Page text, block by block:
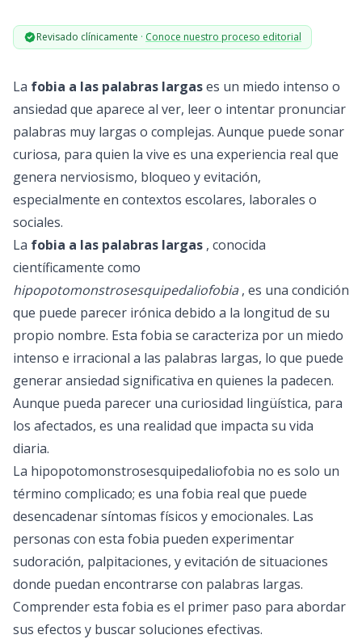
Revisado clínicamente · Conoce nuestro proceso editorial
La fobia a las palabras largases un miedo intenso o
ansiedad que aparece al ver, leer o intentar pronunciar
palabras muy largas o complejas. Aunque puede sonar
curiosa, para quien la vive es una experiencia real que
genera nerviosismo, bloqueo y evitación,
especialmente en contextos escolares, laborales o
sociales.
La fobia a las palabras largas , conocida
científicamente como
hipopotomonstrosesquipedaliofobia , es una condición
que puede parecer irónica debido a la longitud de su
propio nombre. Esta fobia se caracteriza por un miedo
intenso e irracional a las palabras largas, lo que puede
generar ansiedad significativa en quienes la padecen.
Aunque pueda parecer una curiosidad lingüística, para
los afectados, es una realidad que impacta su vida
diaria.
La hipopotomonstrosesquipedaliofobia no es solo un
término complicado; es una fobia real que puede
desencadenar síntomas físicos y emocionales. Las
personas con esta fobia pueden experimentar
sudoración, palpitaciones, y evitación de situaciones
donde puedan encontrarse con palabras largas.
Comprender esta fobia es el primer paso para abordar
sus efectos y buscar soluciones efectivas.